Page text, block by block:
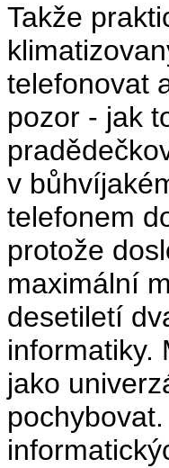
Takže
telefonovat
pozor - jak
v
telefonem
protože
maximální
desetiletí
informatiky.
jako